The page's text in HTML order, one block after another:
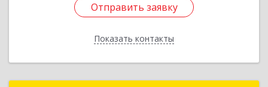
Отправить заявку
Показать контакты
Отправить заявку
Назад